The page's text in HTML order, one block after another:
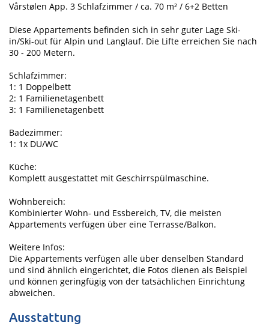
Vårstølen App. 3 Schlafzimmer / ca. 70 m² / 6+2 Betten
Diese Appartements befinden sich in sehr guter Lage Ski-
in/Ski-out für Alpin und Langlauf. Die Lifte erreichen Sie nach
30 - 200 Metern.
Schlafzimmer:
1: 1 Doppelbett
2: 1 Familienetagenbett
3: 1 Familienetagenbett
Badezimmer:
1: 1x DU/WC
Küche:
Komplett ausgestattet mit Geschirrspülmaschine.
Wohnbereich:
Kombinierter Wohn- und Essbereich, TV, die meisten
Appartements verfügen über eine Terrasse/Balkon.
Weitere Infos:
Die Appartements verfügen alle über denselben Standard
und sind ähnlich eingerichtet, die Fotos dienen als Beispiel
und können geringfügig von der tatsächlichen Einrichtung
abweichen.
Ausstattung